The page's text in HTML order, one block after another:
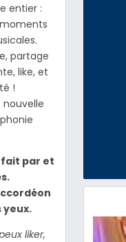
entier :
partage
like, et
!
fait par et
yeux.
liker,